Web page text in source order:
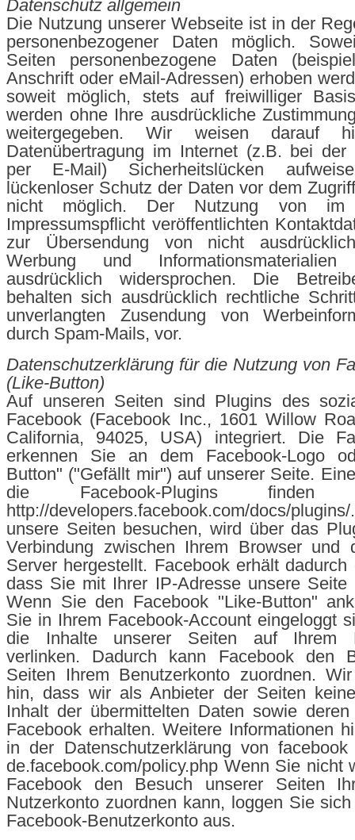
Datenschutz allgemein
Die Nutzung unserer Webseite ist in der
personenbezogener Daten möglich.
Seiten personenbezogene Daten
Anschrift oder eMail-Adressen) erhoben
soweit möglich, stets auf freiwilliger
werden ohne Ihre ausdrückliche
weitergegeben. Wir weisen darauf
Datenübertragung im Internet (z.B. bei der
per E-Mail) Sicherheitslücken
lückenloser Schutz der Daten vor dem
nicht möglich. Der Nutzung von im
Impressumspflicht veröffentlichten
zur Übersendung von nicht
Werbung und
ausdrücklich widersprochen. Die
behalten sich ausdrücklich rechtliche
unverlangten Zusendung von
durch Spam-Mails, vor.
Datenschutzerklärung für die Nutzung von
(Like-Button)
Auf unseren Seiten sind Plugins des
Facebook (Facebook Inc., 1601 Willow
California, 94025, USA) integriert. Die
erkennen Sie an dem Facebook-Logo
Button" ("Gefällt mir") auf unserer Seite.
die Facebook-Plugins
http://developers.facebook.com/docs/
unsere Seiten besuchen, wird über das
Verbindung zwischen Ihrem Browser und
Server hergestellt. Facebook erhält dadurch
dass Sie mit Ihrer IP-Adresse unsere Seite
Wenn Sie den Facebook "Like-Button"
Sie in Ihrem Facebook-Account eingeloggt
die Inhalte unserer Seiten auf Ihrem
verlinken. Dadurch kann Facebook den
Seiten Ihrem Benutzerkonto zuordnen.
hin, dass wir als Anbieter der Seiten
Inhalt der übermittelten Daten sowie
Facebook erhalten. Weitere Informationen
in der Datenschutzerklärung von
de.facebook.com/policy.php Wenn Sie nicht
Facebook den Besuch unserer Seiten
Nutzerkonto zuordnen kann, loggen Sie
Facebook-Benutzerkonto aus.